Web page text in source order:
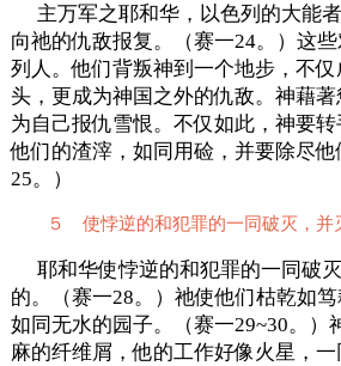
主万军之耶和华，以色列的大能
向祂的仇敌报复。（赛一24。）这
列人。他们背叛神到一个地步，不
头，更成为神国之外的仇敌。神藉著
为自己报仇雪恨。不仅如此，神要
他们的渣滓，如同用硷，并要除尽
25。）
５ 使悖逆的和犯罪的一同破灭，并
耶和华使悖逆的和犯罪的一同破
的。（赛一28。）祂使他们枯乾如笃
如同无水的园子。（赛一29~30。）
麻的纤维屑，他的工作好像火星，